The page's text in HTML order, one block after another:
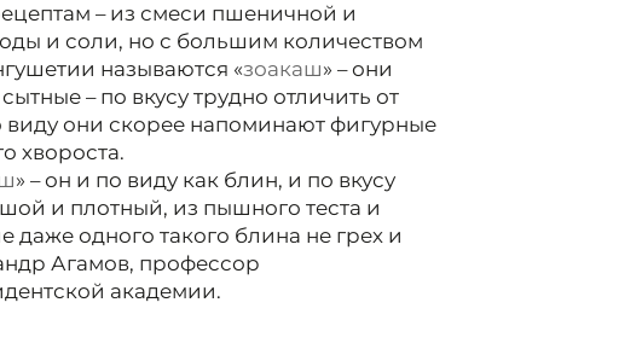
– из смеси пшеничной и
и соли, но с большим количеством
называются «зоакаш» – они
– по вкусу трудно отличить от
виду они скорее напоминают фигурные
хвороста.
» – он и по виду как блин, и по вкусу
и плотный, из пышного теста и
одного такого блина не грех и
Агамов, профессор
академии.